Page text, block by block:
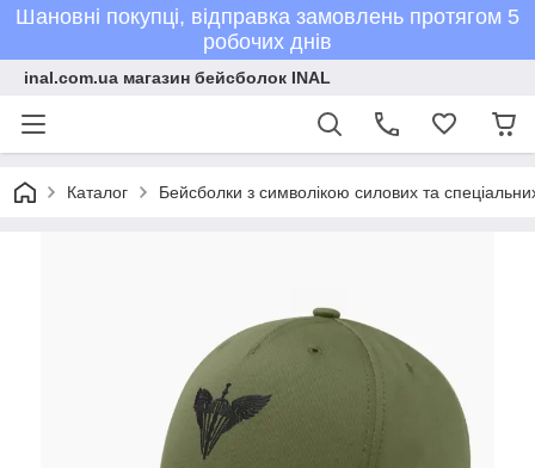
Шановні покупці, відправка замовлень протягом 5
робочих днів
inal.com.ua магазин бейсболок INAL
Каталог Бейсболки з символікою силових та